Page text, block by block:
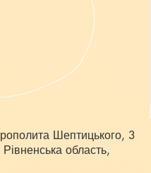
Шептицького, 3
область,